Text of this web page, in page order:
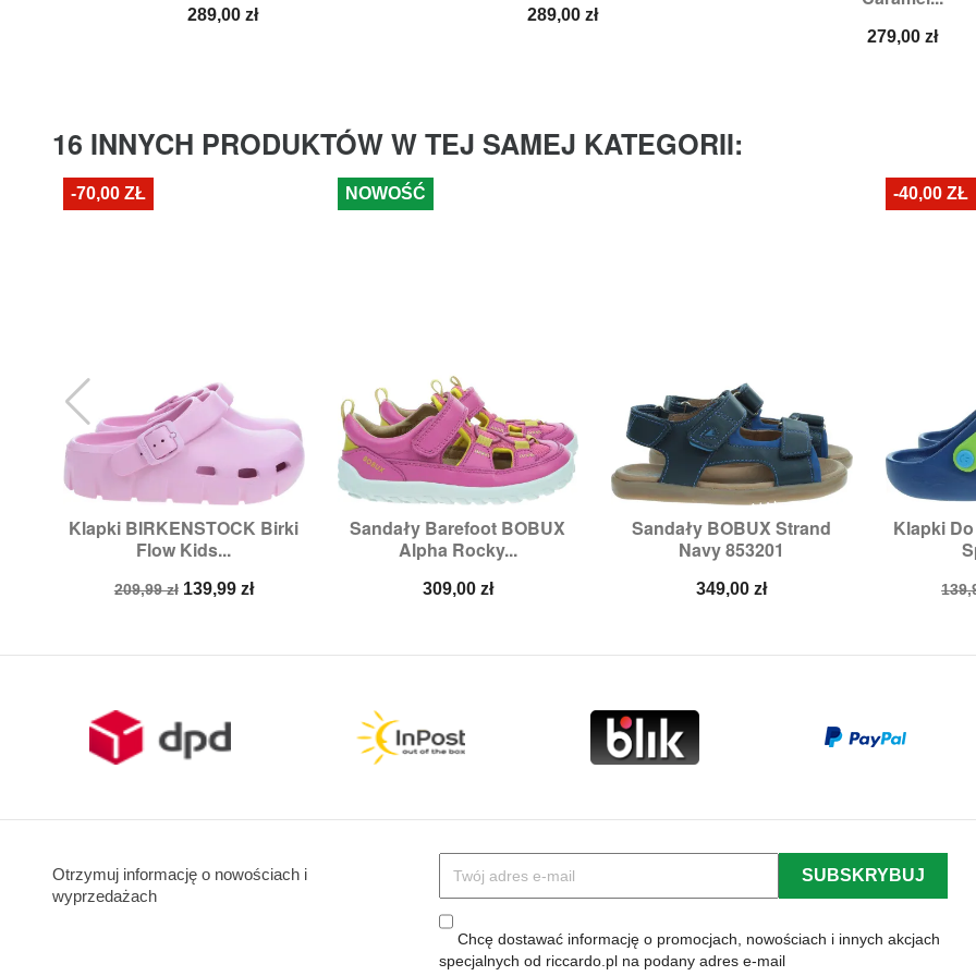
Cena
289,00 zł Cena
289,00 zł
Cena
279,00 zł
16 INNYCH PRODUKTÓW W TEJ SAMEJ KATEGORII:
Klapki BIRKENSTOCK Birki
Flow Kids...
Cena
209,99 zł Cena
139,99 zł
Szybki podgląd
Rozmiary:28,32,
-70,00 ZŁ
Sandały Barefoot BOBUX
Alpha Rocky...
Cena
309,00 zł
Szybki podgląd
Rozmiary:23,25
NOWOŚĆ
Sandały BOBUX Strand
Navy 853201
Cena
349,00 zł
Szybki podgląd
Rozmiary:29
Klapki
-40,00 ZŁ
Otrzymuj informację o nowościach i
wyprzedażach
Chcę dostawać informację o promocjach, nowościach i innych akcjach
specjalnych od riccardo.pl na podany adres e-mail